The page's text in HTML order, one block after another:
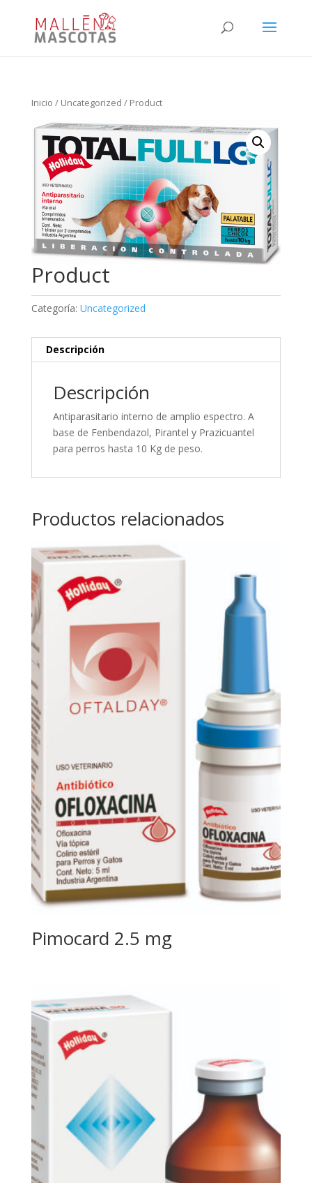
Inicio / Uncategorized / Product
Product
Categoría: Uncategorized
Descripción
Descripción
Antiparasitario interno de amplio espectro. A
base de Fenbendazol, Pirantel y Prazicuantel
para perros hasta 10 Kg de peso.
Productos relacionados
Pimocard 2.5 mg